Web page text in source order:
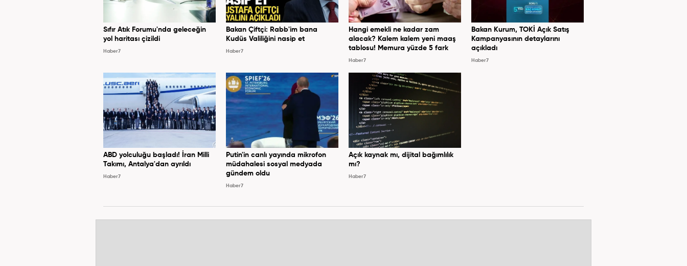
Sıfır Atık Forumu'nda geleceğin
yol haritası çizildi
Haber7
Bakan Çiftçi: Rabb'im bana
Kudüs Valiliğini nasip et
Haber7
Hangi emekli ne kadar zam
alacak? Kalem kalem yeni maaş
tablosu! Memura yüzde 5 fark
Haber7
Bakan Kurum, TOKİ Açık Satış
Kampanyasının detaylarını
açıkladı
Haber7
ABD yolculuğu başladı! İran Milli
Takımı, Antalya'dan ayrıldı
Haber7
Putin'in canlı yayında mikrofon
müdahalesi sosyal medyada
gündem oldu
Haber7
Açık kaynak mı, dijital bağımlılık
mı?
Haber7